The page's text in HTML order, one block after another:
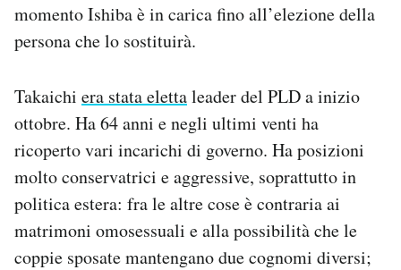
momento Ishiba è in carica fino all’elezione della
persona che lo sostituirà.
Takaichi era stata elettaleader del PLD a inizio
ottobre. Ha 64 anni e negli ultimi venti ha
ricoperto vari incarichi di governo. Ha posizioni
molto conservatrici e aggressive, soprattutto in
politica estera: fra le altre cose è contraria ai
matrimoni omosessuali e alla possibilità che le
coppie sposate mantengano due cognomi diversi;